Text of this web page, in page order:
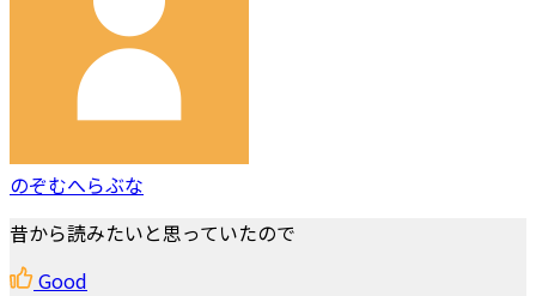
のぞむへらぶな
昔から読みたいと思っていたので
Good